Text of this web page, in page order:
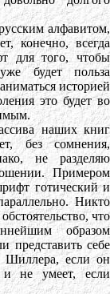
алфавитом,
конечно, всегда
для того, чтобы
будет польза
историей
это будет во
наших книг
без сомнения,
не разделяю
Примером
готический и
Никто
что
образом
представить себе
Шиллера, если он
не умеет, если